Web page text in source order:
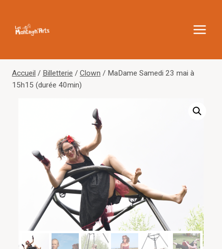
contenu
Accueil / Billetterie / Clown / MaDame Samedi 23 mai à
15h15 (durée 40min)